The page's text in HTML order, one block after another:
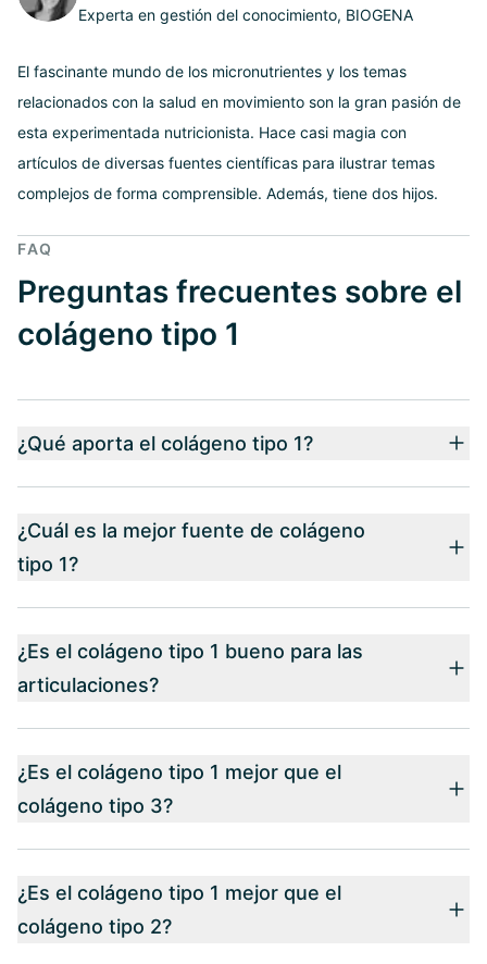
Experta en gestión del conocimiento, BIOGENA
El fascinante mundo de los micronutrientes y los temas
relacionados con la salud en movimiento son la gran pasión de
esta experimentada nutricionista. Hace casi magia con
artículos de diversas fuentes científicas para ilustrar temas
complejos de forma comprensible. Además, tiene dos hijos.
FAQ
Preguntas frecuentes sobre el
colágeno tipo 1
¿Qué aporta el colágeno tipo 1?
¿Cuál es la mejor fuente de colágeno
tipo 1?
¿Es el colágeno tipo 1 bueno para las
articulaciones?
¿Es el colágeno tipo 1 mejor que el
colágeno tipo 3?
¿Es el colágeno tipo 1 mejor que el
colágeno tipo 2?